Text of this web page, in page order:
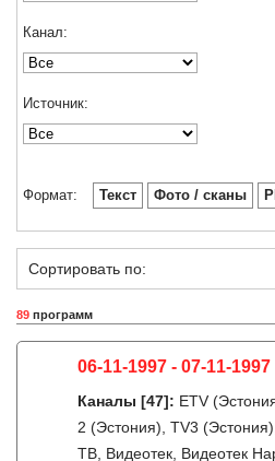
Канал:
Источник:
Формат: Текст Фото / сканы
Сортировать по:
89 программ
06-11-1997 - 07-11-1997
Каналы [47]: ETV
2 (Эстония), TV3
ТВ, Видеотек, Видеотек